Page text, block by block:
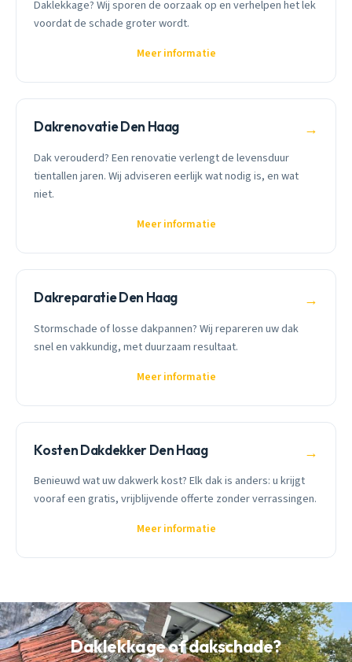
Daklekkage? Wij sporen de oorzaak op en verhelpen het lek
voordat de schade groter wordt.
Meer informatie
Dakrenovatie Den Haag →
Dak verouderd? Een renovatie verlengt de levensduur
tientallen jaren. Wij adviseren eerlijk wat nodig is, en wat
niet.
Meer informatie
Dakreparatie Den Haag →
Stormschade of losse dakpannen? Wij repareren uw dak
snel en vakkundig, met duurzaam resultaat.
Meer informatie
Kosten Dakdekker Den Haag →
Benieuwd wat uw dakwerk kost? Elk dak is anders: u krijgt
vooraf een gratis, vrijblijvende offerte zonder verrassingen.
Meer informatie
Daklekkage of dakschade?